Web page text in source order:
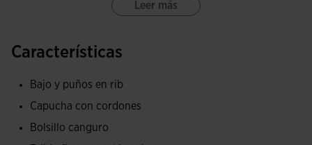
un outfit cómodo, podrás ponértela para ir al gimnasio o,
comodidad, calidez y tejido suave de algodón hacen a esta
Incorpora capucha ajustable mediante cordones planos y
bolsillo canguro para guardar el móvil o las llaves. También
podrás calentarte las manos en estos bolsillos si tienes frío.
Leer más
Características
Bajo y puños en rib
Capucha con cordones
Bolsillo canguro